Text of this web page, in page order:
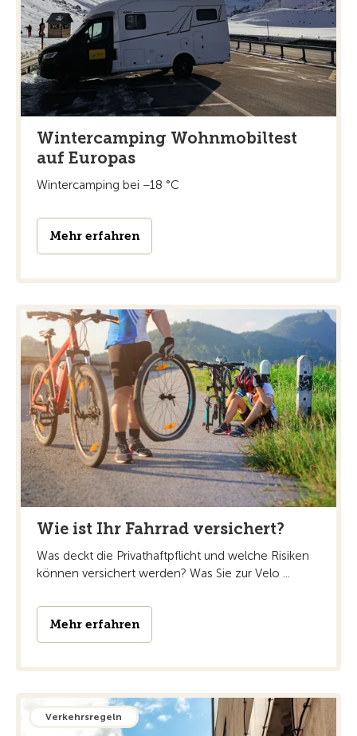
Wintercamping Wohnmobiltest
auf Europas
Wintercamping bei −18 °C
Mehr erfahren
Wie ist Ihr Fahrrad versichert?
Was deckt die Privathaftpflicht und welche Risiken
können versichert werden? Was Sie zur Velo ...
Mehr erfahren
Verkehrsregeln